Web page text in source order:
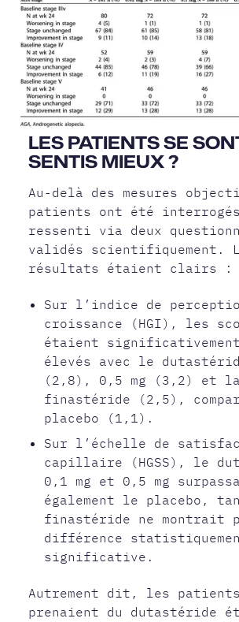
LES PATIENTS SE
SENTIS MIEUX ?
Au-delà des mesures
patients ont été
ressenti via deux
validés scientifiquement.
résultats étaient clairs :
Sur l’indice de
croissance (HGI), les
étaient
élevés avec le
(2,8), 0,5 mg (3,2) et la
finastéride (2,5),
placebo (1,1).
Sur l’échelle de
capillaire (HGSS), le
0,1 mg et 0,5 mg
également le placebo,
finastéride ne montrait
différence
significative.
Autrement dit, les
prenaient du dutastéride